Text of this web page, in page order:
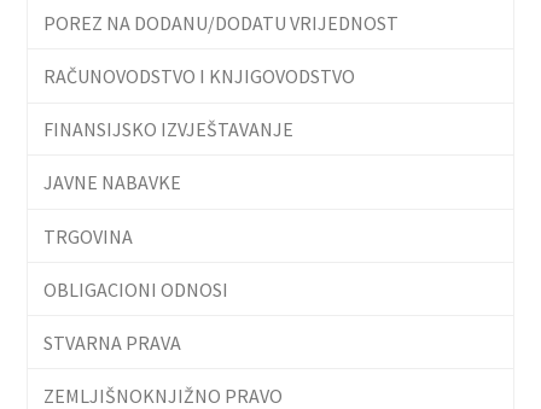
POREZ NA DODANU/DODATU VRIJEDNOST
RAČUNOVODSTVO I KNJIGOVODSTVO
FINANSIJSKO IZVJEŠTAVANJE
JAVNE NABAVKE
TRGOVINA
OBLIGACIONI ODNOSI
STVARNA PRAVA
ZEMLJIŠNOKNJIŽNO PRAVO